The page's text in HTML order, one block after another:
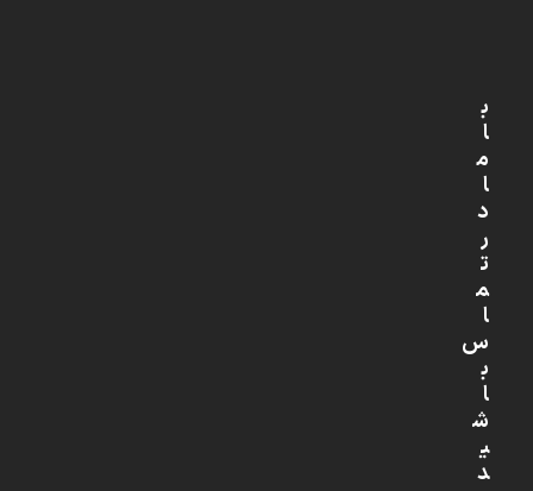
ب
ا
م
ا
د
ر
ت
م
ا
س
ب
ا
ش
ی
د